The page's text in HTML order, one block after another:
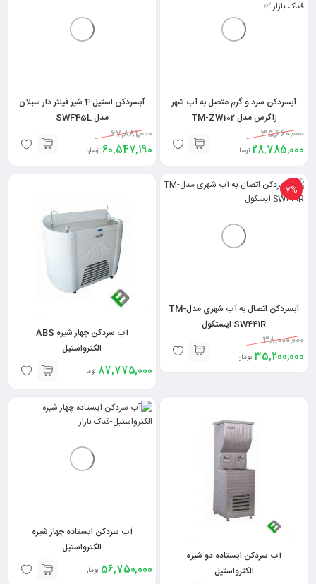
آبسردکن سرد و گرم متصل به آب شهر
زاگرس مدل TM-ZW102
35,660,000
28,785,000 تومان
آبسردکن استیل 4 شیر فیلتر دار سبلان
مدل SWF45L
67,881,000
60,547,190 تومان
7%
آبسردکن اتصال به آب شهری مدلTM-
SW۴۴۱R ایستکول
38,000,000
35,200,000 تومان
آب سردکن چهار شیره ABS
الکترواستیل
87,775,000 تومان
آب سردکن ایستاده دو شیره
الکترواستیل
آب سردکن ایستاده چهار شیره
الکترواستیل
56,750,000 تومان